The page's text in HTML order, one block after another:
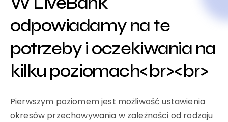
odpowiadamy na te
potrzeby i oczekiwania na
kilku poziomach<br><br>
Pierwszym poziomem jest możliwość ustawienia
okresów przechowywania w zależności od rodzaju